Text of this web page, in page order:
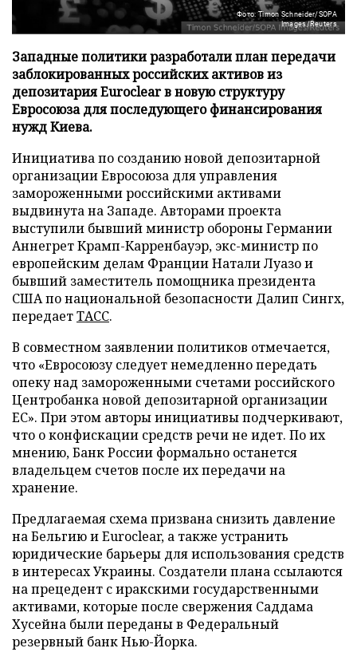
Фото: Timon Schneider/SOPA
Images/Reuters
Западные политики разработали план передачи
заблокированных российских активов из
депозитария Euroclear в новую структуру
Евросоюза для последующего финансирования
нужд Киева.
Инициатива по созданию новой депозитарной
организации Евросоюза для управления
замороженными российскими активами
выдвинута на Западе. Авторами проекта
выступили бывший министр обороны Германии
Аннегрет Крамп-Карренбауэр, экс-министр по
европейским делам Франции Натали Луазо и
бывший заместитель помощника президента
США по национальной безопасности Далип Сингх,
передаетТАСС.
В совместном заявлении политиков отмечается,
что «Евросоюзу следует немедленно передать
опеку над замороженными счетами российского
Центробанка новой депозитарной организации
ЕС». При этом авторы инициативы подчеркивают,
что о конфискации средств речи не идет. По их
мнению, Банк России формально останется
владельцем счетов после их передачи на
хранение.
Предлагаемая схема призвана снизить давление
на Бельгию и Euroclear, а также устранить
юридические барьеры для использования средств
в интересах Украины. Создатели плана ссылаются
на прецедент с иракскими государственными
активами, которые после свержения Саддама
Хусейна были переданы в Федеральный
резервный банк Нью-Йорка.